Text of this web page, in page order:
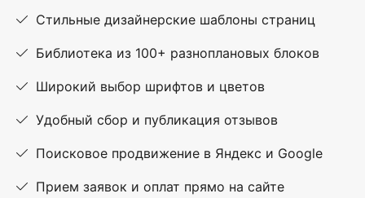
Стильные дизайнерские шаблоны страниц
Библиотека из 100+ разноплановых блоков
Широкий выбор шрифтов и цветов
Удобный сбор и публикация отзывов
Поисковое продвижение в Яндекс и Google
Прием заявок и оплат прямо на сайте